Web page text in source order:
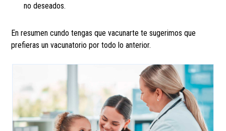
no deseados.
En resumen cundo tengas que vacunarte te sugerimos que
prefieras un vacunatorio por todo lo anterior.